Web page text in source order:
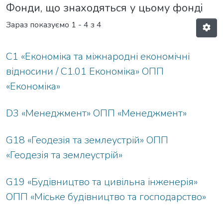
Фонди, що знаходяться у цьому фонді
Зараз показуємо 1 - 4 з 4
C1 «Економіка та міжнародні економічні
відносини / C1.01 Економіка» ОПП
«Економіка»
D3 «Менеджмент» ОПП «Менеджмент»
G18 «Геодезія та землеустрій» ОПП
«Геодезія та землеустрій»
G19 «Будівництво та цивільна інженерія»
ОПП «Міське будівництво та господарство»